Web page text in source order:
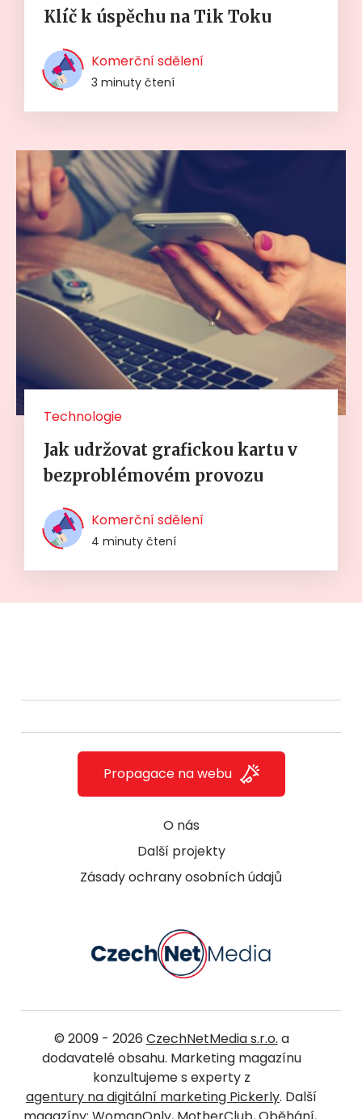
Klíč k úspěchu na Tik Toku
Komerční sdělení
3 minuty čtení
Technologie
Jak udržovat grafickou kartu v
bezproblémovém provozu
Komerční sdělení
4 minuty čtení
O nás
Další projekty
Zásady ochrany osobních údajů
Propagace na webu
© 2009 - 2026 CzechNetMedia s.r.o. a
dodavatelé obsahu. Marketing magazínu
konzultujeme s experty z
agentury na digitální marketing Pickerly. Další